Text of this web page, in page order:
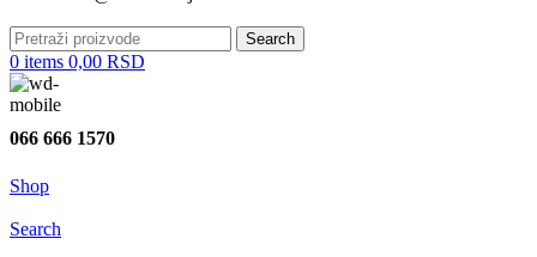
Search
0 items 0,00 RSD
066 666 1570
Shop
Search